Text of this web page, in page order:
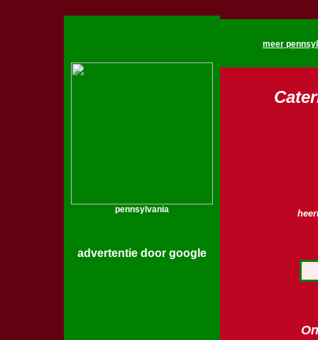
pennsylvania
advertentie door google
meer